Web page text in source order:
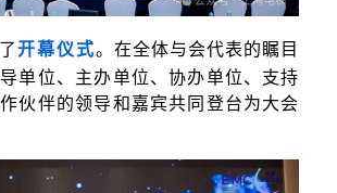
开幕仪式。在全体与会代表的瞩目
单位、主办单位、协办单位、支持
伙伴的领导和嘉宾共同登台为大会